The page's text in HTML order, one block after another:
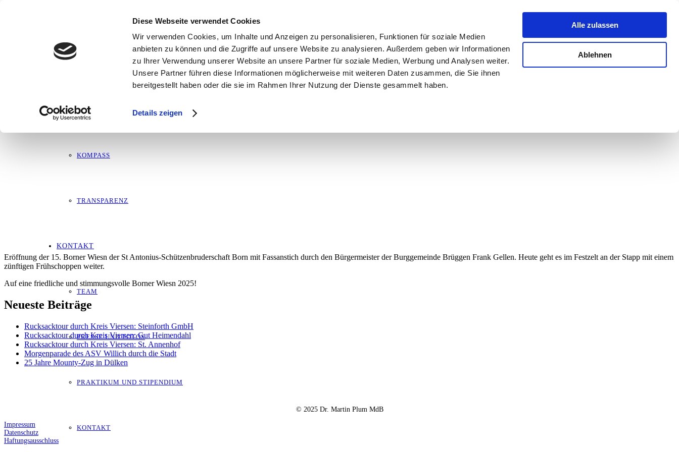
Diese Webseite verwendet Cookies
Wir verwenden Cookies, um Inhalte und Anzeigen zu personalisieren, Funktionen für soziale Medien
anbieten zu können und die Zugriffe auf unsere Website zu analysieren. Außerdem geben wir Informationen
zu Ihrer Verwendung unserer Website an unsere Partner für soziale Medien, Werbung und Analysen weiter.
Unsere Partner führen diese Informationen möglicherweise mit weiteren Daten zusammen, die Sie ihnen
bereitgestellt haben oder die sie im Rahmen Ihrer Nutzung der Dienste gesammelt haben.
Details zeigen
Alle zulassen
Ablehnen
LEBENSLAUF
KOMPASS
TRANSPARENZ
KONTAKT
TEAM
PRESSE UND FOTOS
PRAKTIKUM UND STIPENDIUM
KONTAKT
Eröffnung der Borner Wiesn
Eröffnung der 15. Borner Wiesn der St Antonius-Schützenbruderschaft Born mit Fassanstich durch den Bürgermeister der Burggemeinde Brüggen Frank Gellen. Heute geht es im Festzelt an der Stapp mit einem
zünftigen Frühschoppen weiter.
Auf eine friedliche und stimmungsvolle Borner Wiesn 2025!
Neueste Beiträge
Rucksacktour durch Kreis Viersen: Steinforth GmbH
Rucksacktour durch Kreis Viersen: Gut Heimendahl
Rucksacktour durch Kreis Viersen: St. Annenhof
Morgenparade des ASV Willich durch die Stadt
25 Jahre Mounty-Zug in Dülken
© 2025 Dr. Martin Plum MdB
Impressum
Datenschutz
Haftungsausschluss